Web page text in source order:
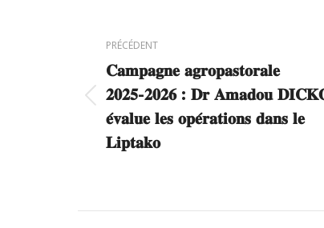
PRÉCÉDENT
Article
précédent
:
𝐂𝐚𝐦𝐩𝐚𝐠𝐧𝐞 𝐚𝐠𝐫𝐨𝐩𝐚𝐬𝐭𝐨𝐫𝐚𝐥𝐞
𝟐𝟎𝟐𝟓-𝟐𝟎𝟐𝟔 : 𝐃𝐫 𝐀𝐦𝐚𝐝𝐨𝐮
𝐞́𝐯𝐚𝐥𝐮𝐞 𝐥𝐞𝐬 𝐨𝐩𝐞́𝐫𝐚𝐭𝐢𝐨𝐧𝐬 𝐝𝐚𝐧𝐬 𝐥𝐞
𝐋𝐢𝐩𝐭𝐚𝐤𝐨